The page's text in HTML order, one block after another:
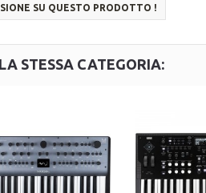
SU QUESTO PRODOTTO !
STESSA CATEGORIA: